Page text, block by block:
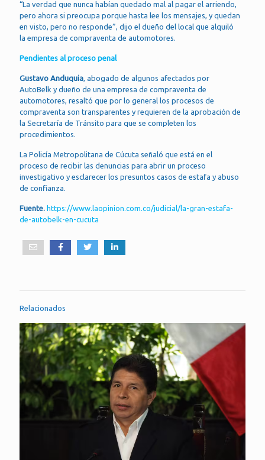
“La verdad que nunca habían quedado mal al pagar el arriendo,
pero ahora si preocupa porque hasta lee los mensajes, y quedan
en visto, pero no responde”, dijo el dueño del local que alquiló
la empresa de compraventa de automotores.
Pendientes al proceso penal
Gustavo Anduquia, abogado de algunos afectados por
AutoBelk y dueño de una empresa de compraventa de
automotores, resaltó que por lo general los procesos de
compraventa son transparentes y requieren de la aprobación de
la Secretaría de Tránsito para que se completen los
procedimientos.
La Policía Metropolitana de Cúcuta señaló que está en el
proceso de recibir las denuncias para abrir un proceso
investigativo y esclarecer los presuntos casos de estafa y abuso
de confianza.
Fuente. https://www.laopinion.com.co/judicial/la-gran-estafa-
de-autobelk-en-cucuta
Relacionados